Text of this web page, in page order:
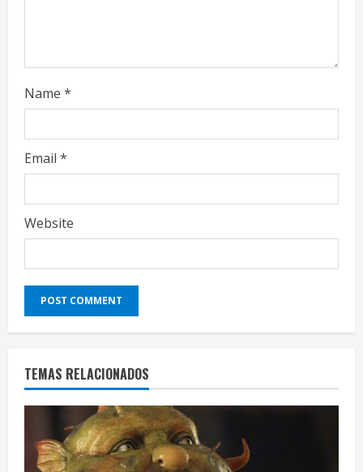
g
Name *
Email *
Website
TEMAS RELACIONADOS